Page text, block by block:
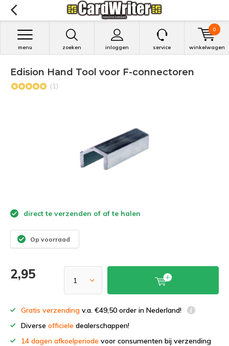
zoeken inloggen
menu service winkelwagen
0
Edision Hand Tool voor F-connectoren
(1)
direct te verzenden of af te halen
Op voorraad
2,95
Gratis verzending v.a. €49,50 order in Nederland!
Diverse officiele dealerschappen!
14 dagen afkoelperiode voor consumenten bij verzending